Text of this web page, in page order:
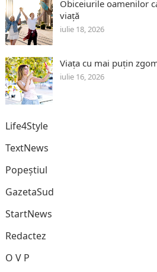
Obiceiurile oamenilor
viață
iulie 18, 2026
Viața cu mai puțin
iulie 16, 2026
Life4Style
TextNews
Popeștiul
GazetaSud
StartNews
Redactez
O V P